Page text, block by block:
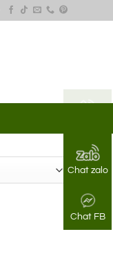
Chat zalo
Chat FB